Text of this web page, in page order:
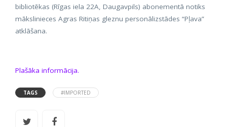
bibliotēkas (Rīgas iela 22A, Daugavpils) abonementā notiks
mākslinieces Agras Ritiņas gleznu personālizstādes “Pļava”
atklāšana.
Plašāka informācija.
TAGS #IMPORTED